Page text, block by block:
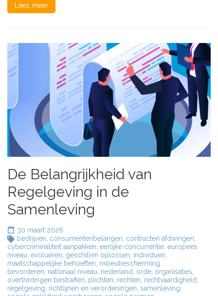
Lees meer
De Belangrijkheid van
Regelgeving in de
Samenleving
30 maart 2026
bedrijven, consumentenbelangen, contracten afdwingen,
cybercriminaliteit aanpakken, eerlijke concurrentie, europees
niveau, evolueren, geschillen oplossen, individuen,
maatschappelijke behoeften, milieubescherming
bevorderen, nationaal niveau, nederland, orde, organisaties,
overtredingen bestraffen, plichten, rechten, rechtvaardigheid,
regelgeving, richtlijnen en verordeningen, samenleving,